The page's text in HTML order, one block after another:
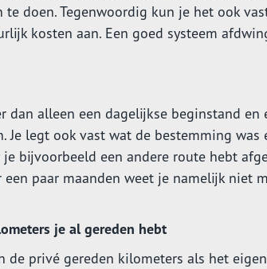
doen. Tegenwoordig kun je het ook
kosten aan. Een goed systeem
dan alleen een dagelijkse beginstand en
legt ook vast wat de bestemming was
bijvoorbeeld een andere route hebt
paar maanden weet je namelijk niet
je al gereden hebt
privé gereden kilometers als het